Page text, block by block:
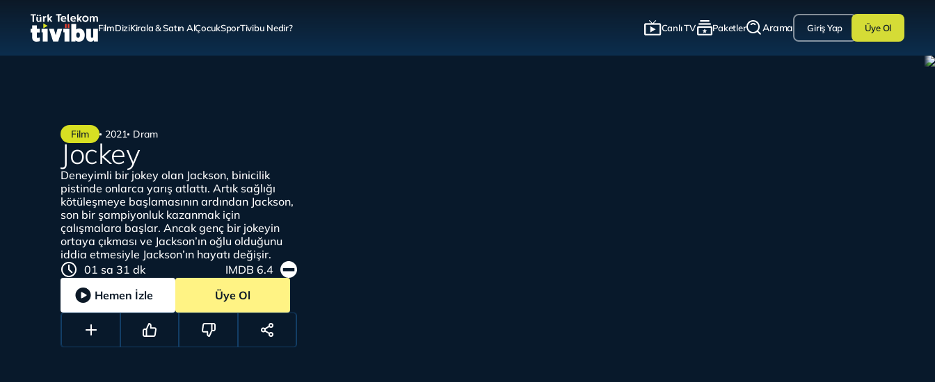
FilmDiziKirala & Satın AlÇocukSporTivibu Nedir? Canlı TV Paketler Arama Giriş Yap Üye Ol
Film 2021 Dram
Jockey
Deneyimli bir jokey olan Jackson, binicilik
pistinde onlarca yarış atlattı. Artık sağlığı
kötüleşmeye başlamasının ardından Jackson,
son bir şampiyonluk kazanmak için
çalışmalara başlar. Ancak genç bir jokeyin
ortaya çıkması ve Jackson’ın oğlu olduğunu
iddia etmesiyle Jackson’ın hayatı değişir.
01 sa 31 dk
IMDB 6.4
Hemen İzle
Üye Ol